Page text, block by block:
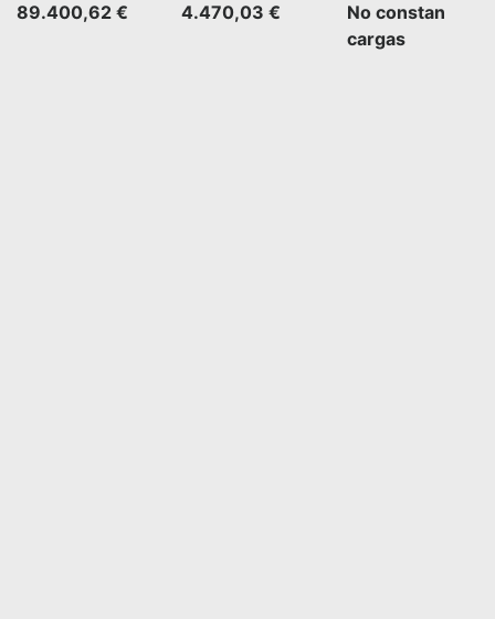
89.400,62 €
4.470,03 €
No constan
cargas